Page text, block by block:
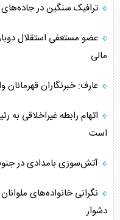
ترافیک سنگین در
عضو مستعفی استقلال
مالی
عارف: خبرنگاران
اتهام رابطه غیراخلاقی به
است
آتش‌سوزی بامدادی در
نگرانی خانواده‌های
دشوار